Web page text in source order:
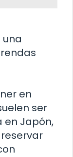
en
ser
Japón,